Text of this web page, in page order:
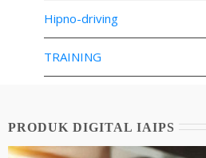
Hipno-driving
TRAINING
PRODUK DIGITAL IAIPS